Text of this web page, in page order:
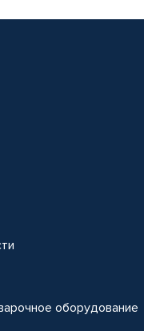
оборудование